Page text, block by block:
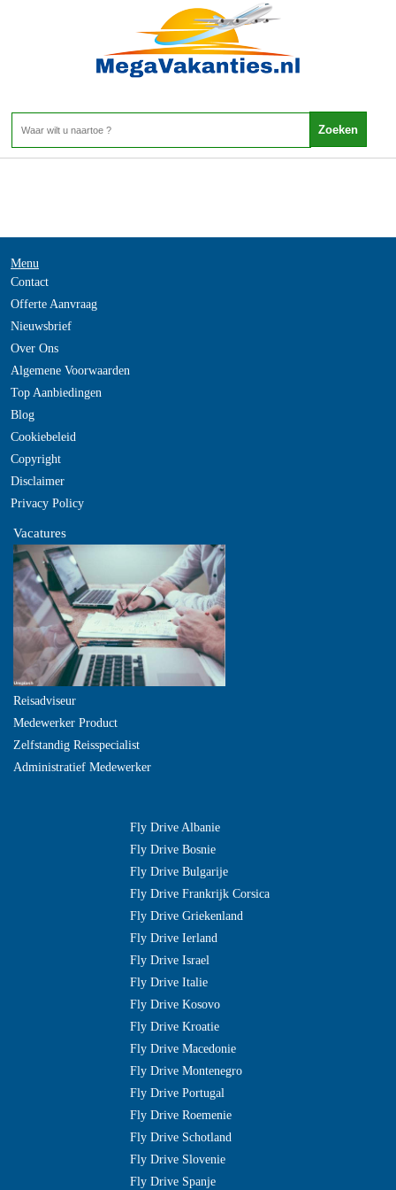
Home>
Menu
Contact
Offerte Aanvraag
Nieuwsbrief
Over Ons
Algemene Voorwaarden
Top Aanbiedingen
Blog
Cookiebeleid
Copyright
Disclaimer
Privacy Policy
Vacatures
Reisadviseur
Medewerker Product
Zelfstandig Reisspecialist
Administratief Medewerker
Fly Drive Albanie
Fly Drive Bosnie
Fly Drive Bulgarije
Fly Drive Frankrijk Corsica
Fly Drive Griekenland
Fly Drive Ierland
Fly Drive Israel
Fly Drive Italie
Fly Drive Kosovo
Fly Drive Kroatie
Fly Drive Macedonie
Fly Drive Montenegro
Fly Drive Portugal
Fly Drive Roemenie
Fly Drive Schotland
Fly Drive Slovenie
Fly Drive Spanje